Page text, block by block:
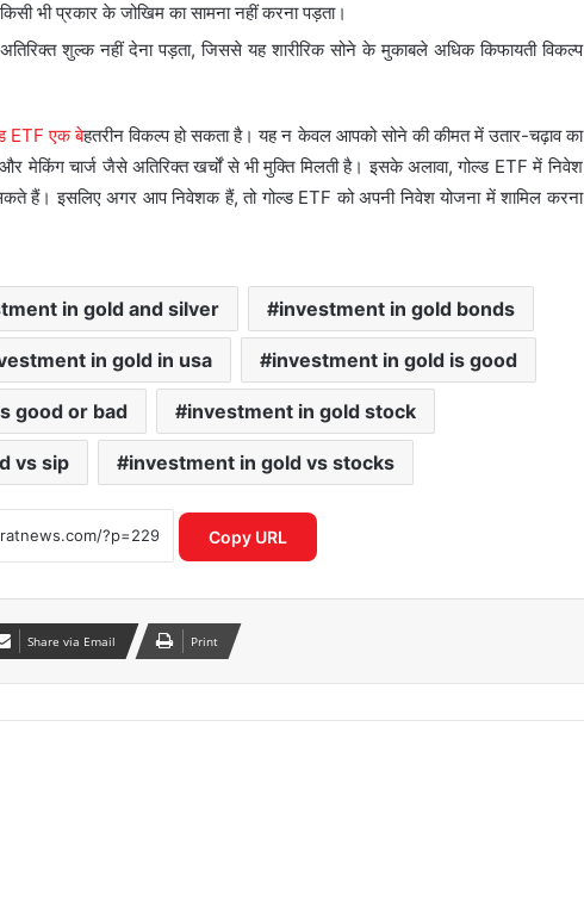
भी प्रकार के जोखिम का सामना नहीं करना पड़ता।
शुल्क नहीं देना पड़ता, जिससे यह शारीरिक सोने के मुकाबले अधिक किफायती विकल्प
ETF एक बेहतरीन विकल्प हो सकता है। यह न केवल आपको सोने की कीमत में उतार-चढ़ाव का
मेकिंग चार्ज जैसे अतिरिक्त खर्चों से भी मुक्ति मिलती है। इसके अलावा, गोल्ड ETF में निवेश
हैं। इसलिए अगर आप निवेशक हैं, तो गोल्ड ETF को अपनी निवेश योजना में शामिल करना
in gold and silver investment in gold bonds
in gold in usa investment in gold is good
good or bad investment in gold stock
vs sip investment in gold vs stocks
Copy URL
Share via Email Print
Mirae Asset Consumer Fund ने निवेशकों
वजन के फायदे और नुकसान